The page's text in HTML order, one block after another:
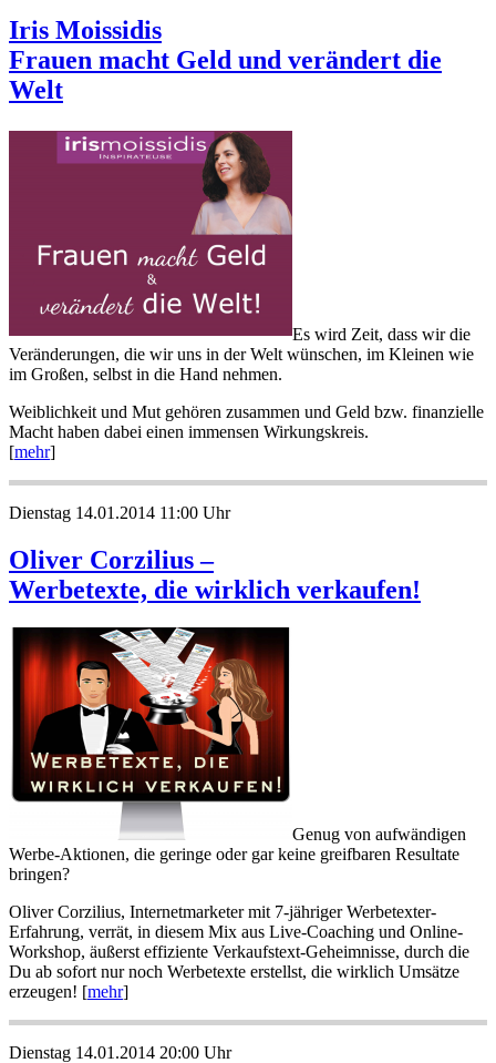
Iris Moissidis
Frauen macht Geld und verändert die
Welt
Es wird Zeit, dass wir die
Veränderungen, die wir uns in der Welt wünschen, im Kleinen wie
im Großen, selbst in die Hand nehmen.
Weiblichkeit und Mut gehören zusammen und Geld bzw. finanzielle
Macht haben dabei einen immensen Wirkungskreis.
[mehr]
Dienstag 14.01.2014 11:00 Uhr
Oliver Corzilius –
Werbetexte, die wirklich verkaufen!
Genug von aufwändigen
Werbe-Aktionen, die geringe oder gar keine greifbaren Resultate
bringen?
Oliver Corzilius, Internetmarketer mit 7-jähriger Werbetexter-
Erfahrung, verrät, in diesem Mix aus Live-Coaching und Online-
Workshop, äußerst effiziente Verkaufstext-Geheimnisse, durch die
Du ab sofort nur noch Werbetexte erstellst, die wirklich Umsätze
erzeugen! [mehr]
Dienstag 14.01.2014 20:00 Uhr